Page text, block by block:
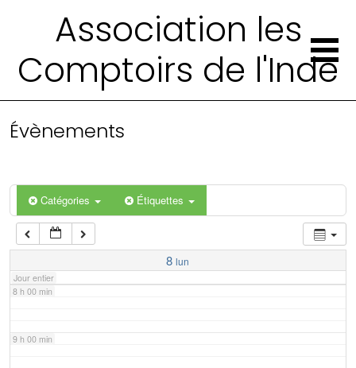
Association les
Comptoirs de l'Inde
Évènements
Catégories Étiquettes
8 lun
Jour entier
4 h 00 min
6 h 00 min
7 h 00 min
8 h 00 min
9 h 00 min